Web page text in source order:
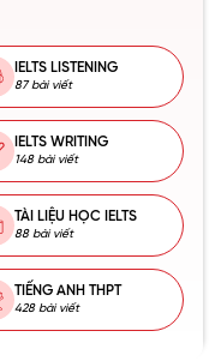
IELTS LISTENING
87 bài viết
IELTS WRITING
148 bài viết
TÀI LIỆU HỌC IELTS
88 bài viết
TIẾNG ANH THPT
428 bài viết